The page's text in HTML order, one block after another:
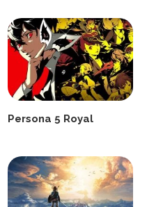
Persona 5 Royal